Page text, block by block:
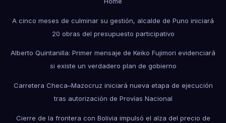
A cinco meses de culminar su gestión, alcalde de Puno iniciará
20 obras del presupuesto participativo
Alberto Quintanilla: Primer mensaje de Keiko Fujimori evidenciará
si existe un verdadero plan de gobierno
Carretera Checa–Mazocruz iniciará nueva etapa de ejecución
tras autorización de Provías Nacional
Cierre de la frontera con Bolivia impulsó el alza del precio de